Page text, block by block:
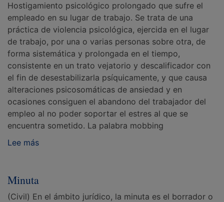
Hostigamiento psicológico prolongado que sufre el
empleado en su lugar de trabajo. Se trata de una
práctica de violencia psicológica, ejercida en el lugar
de trabajo, por una o varias personas sobre otra, de
forma sistemática y prolongada en el tiempo,
consistente en un trato vejatorio y descalificador con
el fin de desestabilizarla psíquicamente, y que causa
alteraciones psicosomáticas de ansiedad y en
ocasiones consiguen el abandono del trabajador del
empleo al no poder soportar el estres al que se
encuentra sometido. La palabra mobbing
Lee más
Minuta
(Civil) En el ámbito jurídico, la minuta es el borrador o